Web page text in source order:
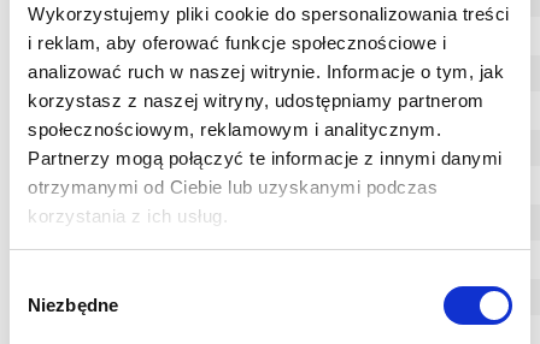
Wykorzystujemy pliki cookie do spersonalizowania treści
i reklam, aby oferować funkcje społecznościowe i
analizować ruch w naszej witrynie. Informacje o tym, jak
korzystasz z naszej witryny, udostępniamy partnerom
społecznościowym, reklamowym i analitycznym.
Partnerzy mogą połączyć te informacje z innymi danymi
otrzymanymi od Ciebie lub uzyskanymi podczas
korzystania z ich usług.
zgody
Niezbędne
92.4 gelb/yellow/żółty
95.0 33.0 gelb/yellow/żółty
100.0 40.0 natural/naturalny
102.0 40.0 gelb/yellow/żółty
103.0
106.0 gelb/yellow/żółty